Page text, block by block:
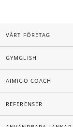
VÅRT FÖRETAG
GYMGLISH
AIMIGO COACH
REFERENSER